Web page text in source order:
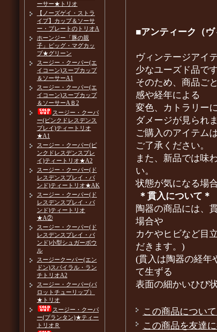
■アンティーク（
ヴィンテージアイ
少なユーズド品で
そのため、商品ご
感や経年による
変色、カトラリー
ダメージが見られ
ご購入のアイテム
ご了承ください。
また、新品では味
い。
状態が気になる場
＊貫入について＊
陶器の商品には、
場合や
カケやヒビなど目
だきます。)
(貫入は陶器の経年
て生ずる
表面の細かいひび
この商品につい
この商品を友達
ーサー★トリオ
【ノーズゲイ・ストラ
イプ】カップ＆ソーサ
ー・プレートのトリオA
ホーンジー「豚の親
子」ピッグ・マグカッ
プ★グリーン
スージー・クーパー(エ
イコーン)スープカップ
＆ソーサーA1
スージー・クーパー(エ
イコーン)スープカップ
＆ソーサーAＢ2
スージー・クーパ
ー(ピンクドレスデンス
プレイ)ティートリオ
★A1
スージー・クーパー(ピ
ンクドレスデンスプレ
イ)ティートリオ★A2
スージー・クーパー(ド
レスデンスプレイ・バ
ンド)ティートリオ★AK
スージー・クーパー(ド
レスデンスプレイ・バ
ンド)ティートリオ
★A②
スージー・クーパー(ド
レスデンスプレイ・バ
ンド)小型シュガーボウ
ル
スージークーパー(エン
ドン)スパイラル・ラン
チトリオA2
スージー・クーパー(パ
ロットチューリップ）
★トリオ
スージー・クーパ
ー(プランタン)★ティー
トリオＲ